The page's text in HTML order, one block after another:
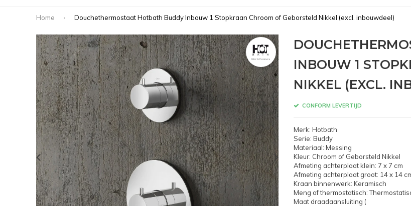
Home Douchethermostaat Hotbath Buddy Inbouw 1 Stopkraan Chroom of Geborsteld Nikkel (excl. inbouwdeel)
INBOUW 1
NIKKEL (EXCL.
CONFORM LEVERTIJD
Merk: Hotbath
Serie: Buddy
Materiaal: Messing
Kleur: Chroom of Geborsteld Nikkel
Afmeting achterplaat klein: 7 x 7 cm
Afmeting achterplaat groot: 14 x 14
Kraan binnenwerk: Keramisch
Meng of thermostatisch:
Maat draadaansluiting (